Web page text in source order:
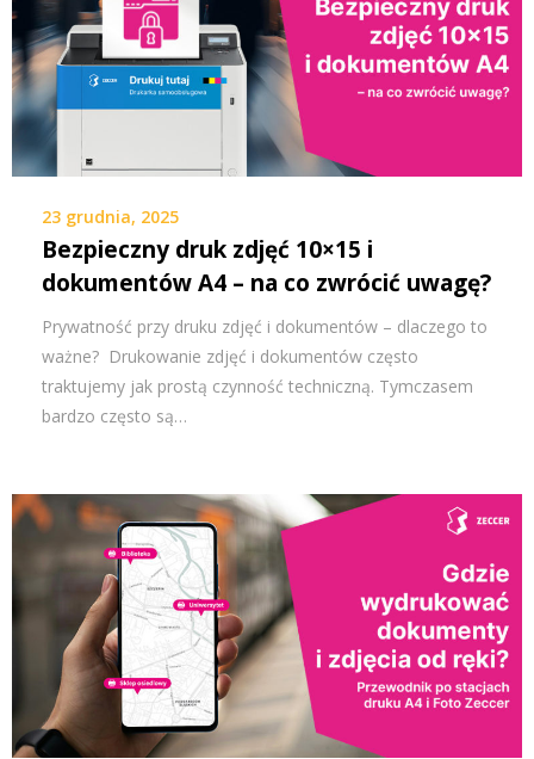
23 grudnia, 2025
Bezpieczny druk zdjęć 10×15 i
dokumentów A4 – na co zwrócić uwagę?
Prywatność przy druku zdjęć i dokumentów – dlaczego to
ważne? Drukowanie zdjęć i dokumentów często
traktujemy jak prostą czynność techniczną. Tymczasem
bardzo często są…